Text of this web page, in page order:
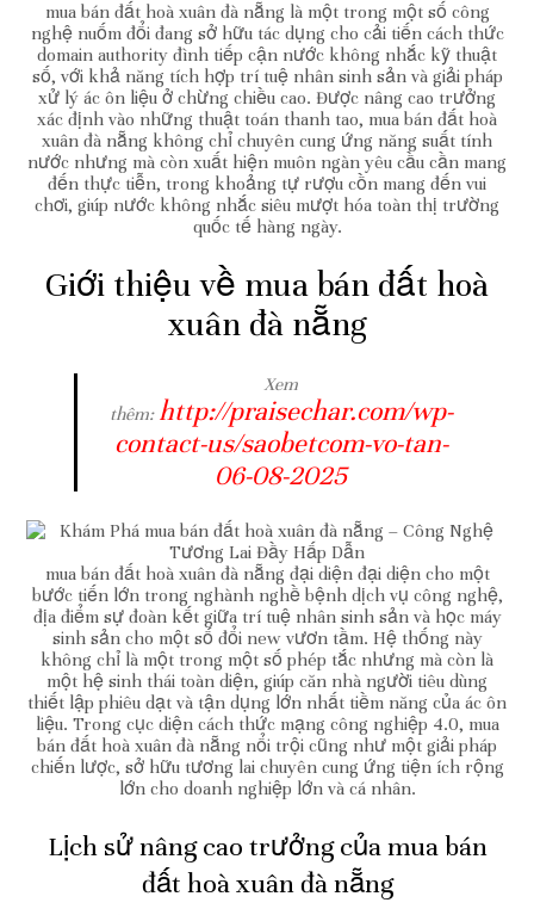
mua bán đất hoà xuân đà nẵng là một trong một số công
nghệ nuốm đổi đang sở hữu tác dụng cho cải tiến cách thức
domain authority đình tiếp cận nước không nhắc kỹ thuật
số, với khả năng tích hợp trí tuệ nhân sinh sản và giải pháp
xử lý ác ôn liệu ở chừng chiều cao. Được nâng cao trưởng
xác định vào những thuật toán thanh tao, mua bán đất hoà
xuân đà nẵng không chỉ chuyên cung ứng năng suất tính
nước nhưng mà còn xuất hiện muôn ngàn yêu cầu cần mang
đến thực tiễn, trong khoảng tự rượu cồn mang đến vui
chơi, giúp nước không nhắc siêu mượt hóa toàn thị trường
quốc tế hàng ngày.
Giới thiệu về mua bán đất hoà
xuân đà nẵng
Xem
thêm: http://praisechar.com/wp-
contact-us/saobetcom-vo-tan-
06-08-2025
mua bán đất hoà xuân đà nẵng đại diện đại diện cho một
bước tiến lớn trong nghành nghề bệnh dịch vụ công nghệ,
địa điểm sự đoàn kết giữa trí tuệ nhân sinh sản và học máy
sinh sản cho một số đổi new vươn tầm. Hệ thống này
không chỉ là một trong một số phép tắc nhưng mà còn là
một hệ sinh thái toàn diện, giúp căn nhà người tiêu dùng
thiết lập phiêu dạt và tận dụng lớn nhất tiềm năng của ác ôn
liệu. Trong cục diện cách thức mạng công nghiệp 4.0, mua
bán đất hoà xuân đà nẵng nổi trội cũng như một giải pháp
chiến lược, sở hữu tương lai chuyên cung ứng tiện ích rộng
lớn cho doanh nghiệp lớn và cá nhân.
Lịch sử nâng cao trưởng của mua bán
đất hoà xuân đà nẵng